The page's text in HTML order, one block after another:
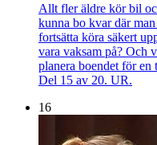
Allt fler äldre kör bil
kunna bo kvar där
fortsätta köra säkert
vara vaksam på? Och
planera boendet för
Del 15 av 20. UR.
16